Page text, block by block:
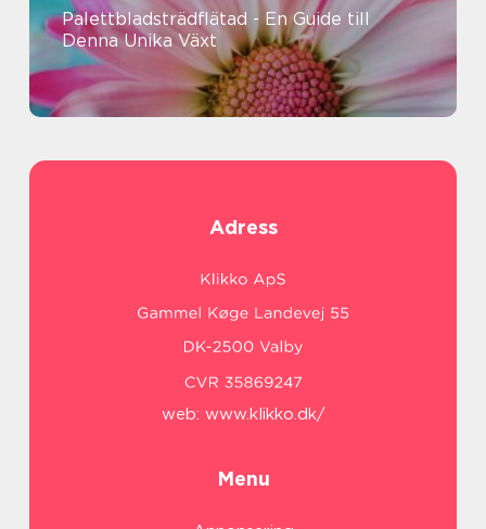
Palettbladsträdflätad - En Guide till
Denna Unika Växt
Adress
web: www.klikko.dk/
Menu